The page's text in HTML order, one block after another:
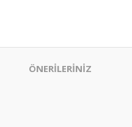
ÖNERİLERİNİZ